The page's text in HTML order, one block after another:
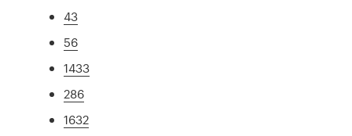
43
56
1433
286
1632